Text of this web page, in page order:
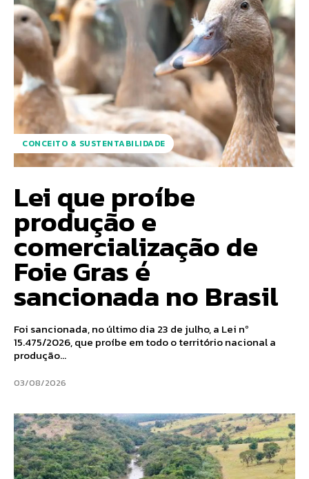
CONCEITO & SUSTENTABILIDADE
Lei que proíbe
produção e
comercialização de
Foie Gras é
sancionada no Brasil
Foi sancionada, no último dia 23 de julho, a Lei nº
15.475/2026, que proíbe em todo o território nacional a
produção...
03/08/2026